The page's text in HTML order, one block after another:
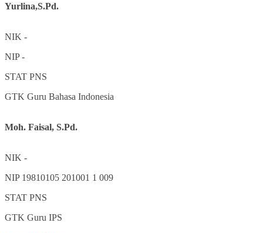
Yurlina,S.Pd.
NIK -
NIP-
STAT PNS
GTK Guru Bahasa Indonesia
Moh. Faisal, S.Pd.
NIK -
NIP 19810105 201001 1 009
STAT PNS
GTK Guru IPS